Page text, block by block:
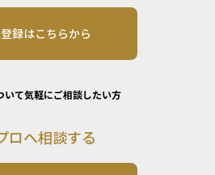
録はこちらから
いて気軽にご相談したい方
ロへ相談する